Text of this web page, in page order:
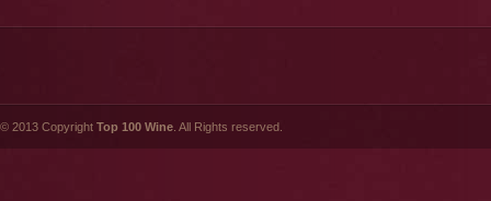
© 2013 Copyright Top 100 Wine . All Rights reserved.